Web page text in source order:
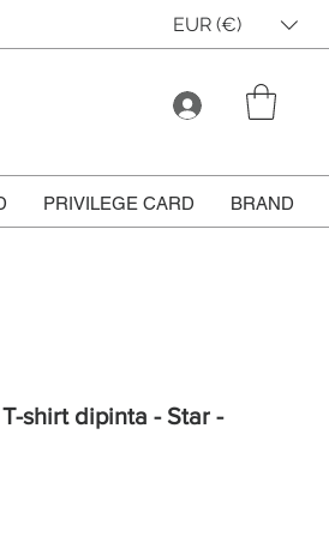
EUR (€)
PRIVILEGE CARD BRAND
shirt dipinta - Star -